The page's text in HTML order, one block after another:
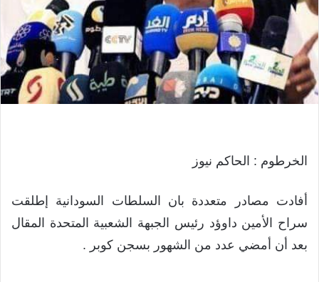
الخرطوم : الحاكم نيوز
أفادت مصادر متعددة بان السلطات السودانية إطلقت
سراح الأمين داوؤد رئيس الجبهة الشعبية المتحدة المقال
بعد أن أمضي عدد من الشهور بسجن كوبر .